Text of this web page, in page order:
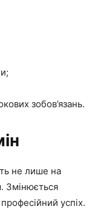
зобов’язань.
не лише на
Змінюється
успіх.